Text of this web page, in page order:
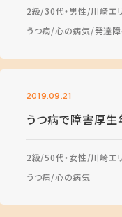
2級 30代・男性 川崎エ
うつ病 心の病気 発達障
2019.09.21
うつ病で障害厚
2級 50代・女性 川崎エ
うつ病 心の病気